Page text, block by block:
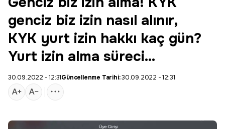
genciz biz izin nasıl alınır,
KYK yurt izin hakkı kaç gün?
Yurt izin alma süreci…
30.09.2022 - 12:31Güncellenme Tarihi:30.09.2022 - 12:31